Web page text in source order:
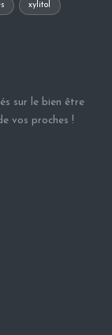
xylitol
sur le bien être
vos proches !